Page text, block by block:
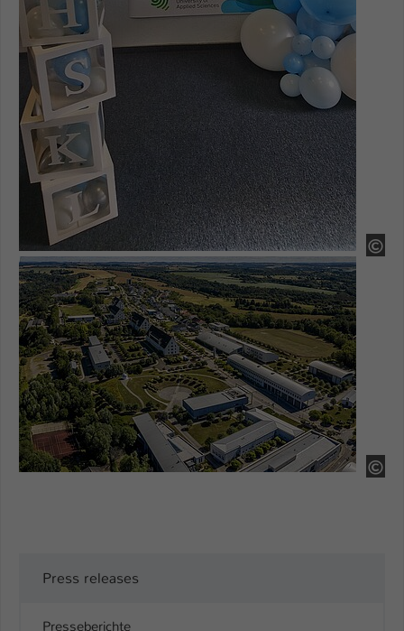
Show larger version
Press releases
Presseberichte